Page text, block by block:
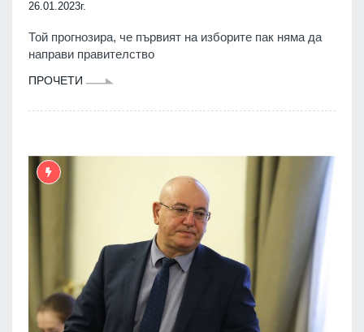
26.01.2023г.
Той прогнозира, че първият на изборите пак няма да
направи правителство
ПРОЧЕТИ